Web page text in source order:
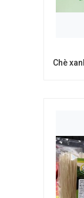
Chè